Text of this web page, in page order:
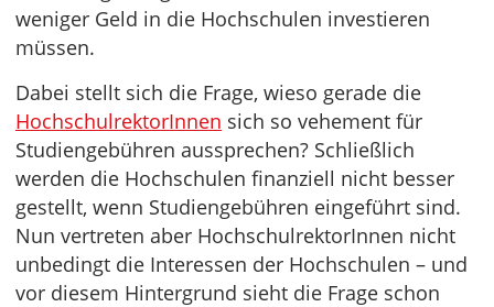
weniger Geld in die Hochschulen investieren
müssen.
Dabei stellt sich die Frage, wieso gerade die
HochschulrektorInnen sich so vehement für
Studiengebühren aussprechen? Schließlich
werden die Hochschulen finanziell nicht besser
gestellt, wenn Studiengebühren eingeführt sind.
Nun vertreten aber HochschulrektorInnen nicht
unbedingt die Interessen der Hochschulen – und
vor diesem Hintergrund sieht die Frage schon